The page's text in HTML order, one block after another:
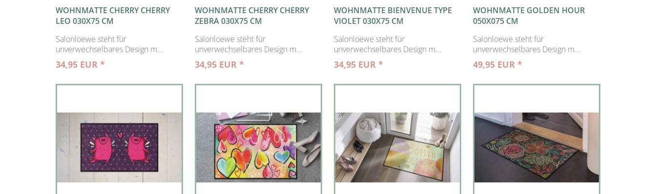
WOHNMATTE CHERRY CHERRY
LEO 030X75 CM
Salonloewe steht für
unverwechselbares Design m...
34,95 EUR *
WOHNMATTE CHERRY CHERRY
ZEBRA 030X75 CM
Salonloewe steht für
unverwechselbares Design m...
34,95 EUR *
WOHNMATTE BIENVENUE TYPE
VIOLET 030X75 CM
Salonloewe steht für
unverwechselbares Design m...
34,95 EUR *
WOHNMATTE GOLDEN HOUR
050X075 CM
Salonloewe steht für
unverwechselbares Design m...
49,95 EUR *